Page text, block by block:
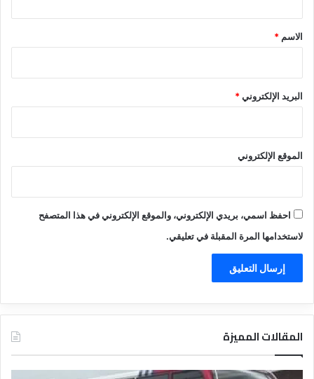
*
الاسم *
البريد الإلكتروني*
الموقع الإلكتروني
احفظ اسمي، بريدي الإلكتروني، والموقع الإلكتروني في هذا المتصفح
لاستخدامها المرة المقبلة في تعليقي.
المقالات المميزة